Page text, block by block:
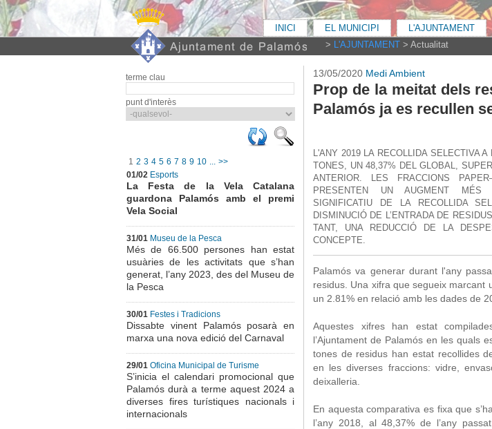
INICI EL MUNICIPI L'AJUNTAMENT
> L'AJUNTAMENT > Actualitat
terme clau
punt d'interès
1 2 3 4 5 6 7 8 9 10 ... >>
01/02 Esports
La Festa de la Vela Catalana
guardona Palamós amb el premi
Vela Social
31/01 Museu de la Pesca
Més de 66.500 persones han estat
usuàries de les activitats que s’han
generat, l’any 2023, des del Museu de
la Pesca
30/01 Festes i Tradicions
Dissabte vinent Palamós posarà en
marxa una nova edició del Carnaval
29/01 Oficina Municipal de Turisme
S’inicia el calendari promocional que
Palamós durà a terme aquest 2024 a
diverses fires turístiques nacionals i
internacionals
13/05/2020 Medi Ambient
Prop de la meitat dels
Palamós ja es recullen
L'ANY 2019 LA RECOLLIDA SELECTIVA
TONES, UN 48,37% DEL GLOBAL,
ANTERIOR. LES FRACCIONS
PRESENTEN UN AUGMENT MÉS
SIGNIFICATIU DE LA RECOLLIDA
DISMINUCIÓ DE L’ENTRADA DE
TANT, UNA REDUCCIÓ DE LA
CONCEPTE.
Palamós va generar durant l'any
residus. Una xifra que segueix marcant
un 2.81% en relació amb les dades de
Aquestes xifres han estat
l’Ajuntament de Palamós en les quals
tones de residus han estat recollides
en les diverses fraccions: vidre,
deixalleria.
En aquesta comparativa es fixa que
l’any 2018, al 48,37% de l’any